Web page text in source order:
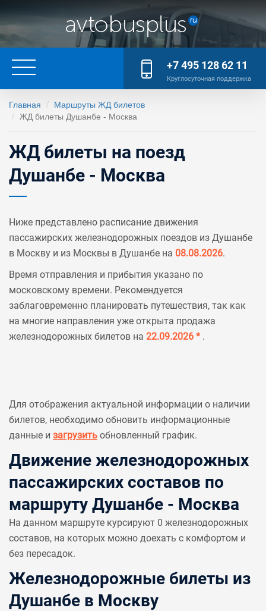
+7 495 128 62 11
Круглосуточная поддержка
Главная
Маршруты ЖД билетов
ЖД билеты Душанбе - Москва
ЖД билеты на поезд
Душанбе - Москва
Ниже представлено расписание движения
пассажирских железнодорожных поездов из Душанбе
в Москву и из Москвы в Душанбе на 08.08.2026.
Время отправления и прибытия указано по
московскому времени. Рекомендуется
заблаговременно планировать путешествия, так как
на многие направления уже открыта продажа
железнодорожных билетов на 22.09.2026 * .
Для отображения актуальной информации о наличии
билетов, необходимо обновить информационные
данные и загрузить обновленный график.
Движение железнодорожных
пассажирских составов по
маршруту Душанбе - Москва
На данном маршруте курсируют 0 железнодорожных
составов, на которых можно доехать с комфортом и
без пересадок.
Железнодорожные билеты из
Душанбе в Москву